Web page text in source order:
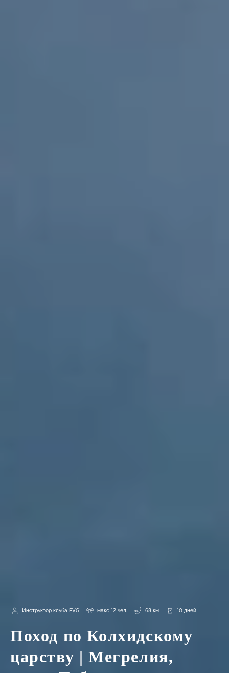
Инструктор клуба PVG макс 12 чел. 68 км 10 дней
Поход по Колхидскому
царству | Мегрелия,